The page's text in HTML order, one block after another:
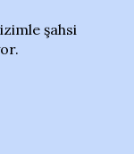
şahsi